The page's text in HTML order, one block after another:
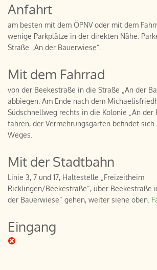
Anfahrt
am besten mit dem ÖPNV oder mit dem
wenige Parkplätze in der direkten Nähe.
Straße „An der Bauerwiese“.
Mit dem Fahrrad
von der Beekestraße in die Straße „An der
abbiegen. Am Ende nach dem
Südschnellweg rechts in die Kolonie „An der
fahren, der Vermehrungsgarten befindet sich
Weges.
Mit der Stadtbahn
Linie 3, 7 und 17, Haltestelle „Freizeitheim
Ricklingen/Beekestraße“, über Beekestraße
der Bauerwiese“ gehen, weiter siehe oben.
Eingang